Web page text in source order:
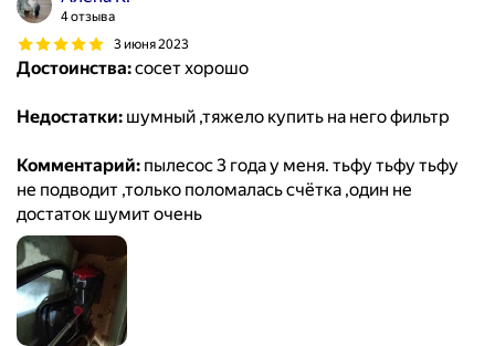
4 отзыва
3 июня 2023
Достоинства:сосет хорошо
Недостатки: шумный ,тяжело купить на него фильтр
Комментарий: пылесос 3 года у меня. тьфу тьфу тьфу
не подводит ,только поломалась счётка ,один не
достаток шумит очень